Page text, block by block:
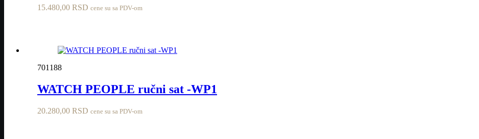
15.480,00 RSD cene su sa PDV-om
701188
WATCH PEOPLE ručni sat -WP1
20.280,00 RSD cene su sa PDV-om